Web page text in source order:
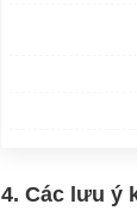
4. Các lưu ý